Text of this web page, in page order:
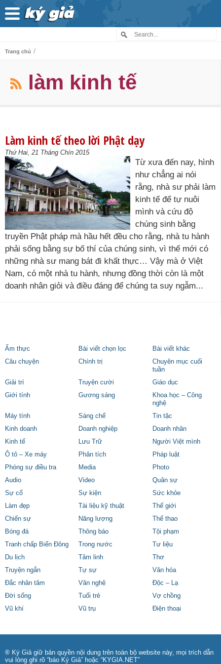
Trang chủ /
làm kinh tế
Làm kinh tế theo lời Phật dạy
Thứ Hai, 21 Tháng Chín 2015
Từ xưa đến nay, hình
như chẳng ai nói
rằng, nhà sư phải làm
kinh tế để tự nuôi
mình và cứu độ
chúng sinh bằng
truyền Phật pháp mà hầu hết đều cho rằng, nhà tu hành
phải sống bằng sự bố thí của chúng sinh, vì thế mới có
những nhà sư mang bát đi khất thực… Vậy mà ở Việt
Nam, có một nhà tu hành, nhưng đồng thời còn là một
doanh nhân giỏi và điều đáng để chúng ta suy ngẫm...
Ẩm thực Bài viết chọn lọc
Bài viết khác
Câu chuyện
Chính trị
Chuyên mục cuối
tuần
Giải trí
Truyện cười
Giáo dục
Giới tính
Gương sáng
Khoa học – Công
nghệ
Máy tính
Sáng chế
Tin tặc
Kinh doanh
Doanh nghiệp
Doanh nhân
Kinh tế
Lưu Trữ
Người Việt mình
Ô tô – Xe máy
Phân tích
Pháp luật
Phóng sự điều tra
Media
Photo
Audio
Video
Quân sự
Sự cố
Sự kiện
Sức khỏe
Làm đẹp
Tài liệu kỹ thuật
Thế giới
Chiến sự
Năng lượng
Thể thao
Bóng đá
Thông báo
Tội phạm
Tranh chấp Biển Đông
Trong nước
Tư liệu
Du lịch
Tâm linh
Thơ
Truyện ngắn
Tự sự
Văn hóa
Đắc nhân tâm
Văn nghệ
Độc – Lạ
Đời sống
Tuổi trẻ
Vợ chồng
Vũ khí
Vũ trụ Điện thoại
® Ký Giả giữ bản quyền nội dung trên toàn bộ website này, mọi trích dẫn
vui lòng ghi rõ “báo Ký Giả” hoặc “KYGIA.NET”